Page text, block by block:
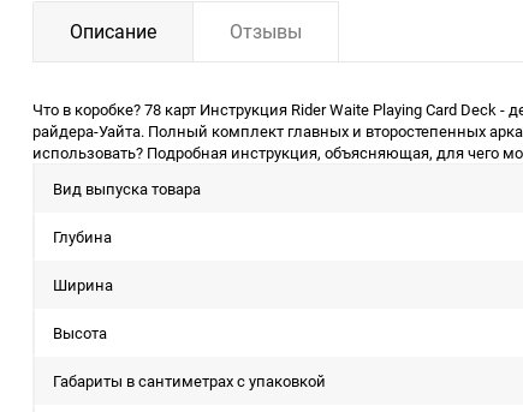
Описание Отзывы
Что в коробке? 78 карт Инструкция Rider Waite Playing Card
райдера-Уайта. Полный комплект главных и второстепенных
использовать? Подробная инструкция, объясняющая, для чего
Вид выпуска товара
Глубина
Ширина
Высота
Габариты в сантиметрах с упаковкой